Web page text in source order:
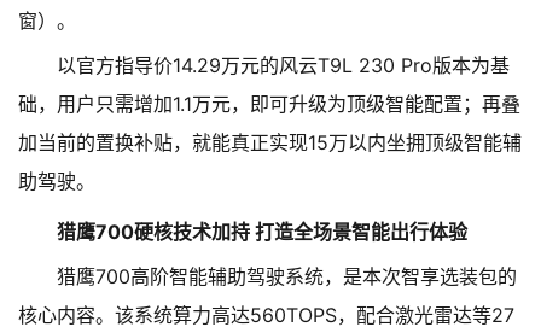
窗）。
以官方指导价14.29万元的风云T9L 230 Pro版本为基
础，用户只需增加1.1万元，即可升级为顶级智能配置；再叠
加当前的置换补贴，就能真正实现15万以内坐拥顶级智能辅
助驾驶。
猎鹰700硬核技术加持 打造全场景智能出行体验
猎鹰700高阶智能辅助驾驶系统，是本次智享选装包的
核心内容。该系统算力高达560TOPS，配合激光雷达等27